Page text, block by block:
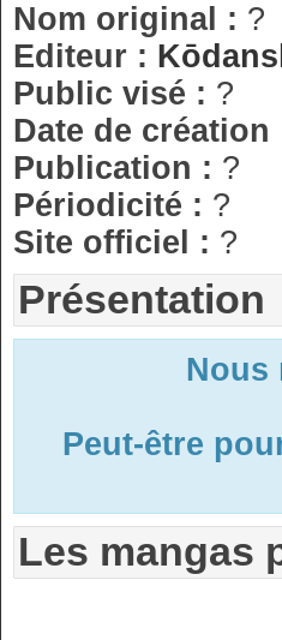
Nom original : ?
Editeur :
Public visé : ?
Date de création
Publication : ?
Périodicité : ?
Site officiel : ?
Présentation
Nous
Peut-être
Les mangas